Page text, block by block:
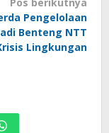
Pengelolaan
Benteng NTT
Lingkungan